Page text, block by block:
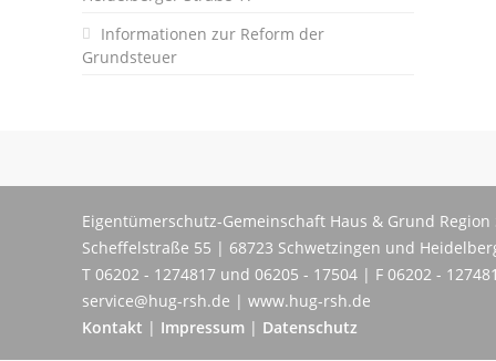
Informationen zur Reform der
Grundsteuer
Eigentümerschutz-Gemeinschaft Haus & Grund
Scheffelstraße 55 | 68723 Schwetzingen und
T 06202 - 1274817 und 06205 - 17504 | F 06202 -
service@hug-rsh.de | www.hug-rsh.de
Kontakt | Impressum | Datenschutz